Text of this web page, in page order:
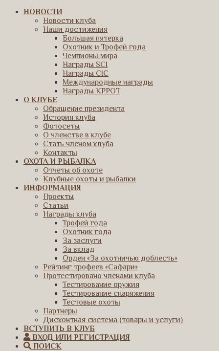
НОВОСТИ
Новости клуба
Наши достижения
Большая пятерка
Охотник и Трофей года
Чемпионы мира
Награды SCI
Награды CIC
Международные награды
Награды КРРОТ
О КЛУБЕ
Обращение президента
История клуба
Фотосеты
О членстве в клубе
Стать членом клуба
Контакты
ОХОТА И РЫБАЛКА
Отчеты об охоте
Клубные охоты и рыбалки
ИНФОРМАЦИЯ
Проекты
Статьи
Награды клуба
Трофей года
Охотник года
За заслуги
За вклад
Орден «За охотничью доблесть»
Рейтинг трофеев «Сафари»
Протестировано членами клуба
Тестирование оружия
Тестирование снаряжения
Тестовые охоты
Партнеры
Дисконтная система (товары и услуги)
ВСТУПИТЬ В КЛУБ
ВХОД ИЛИ РЕГИСТРАЦИЯ
ПОИСК